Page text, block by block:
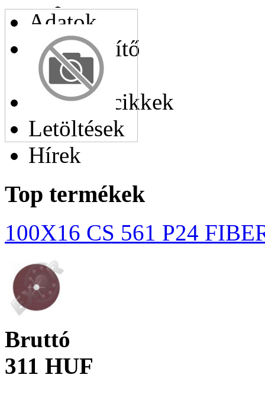
Adatok
Helyettesítő
cikkek
Hasonló cikkek
Letöltések
Hírek
Top termékek
100X16 CS 561 P24
Bruttó
311 HUF